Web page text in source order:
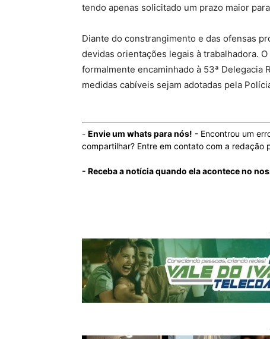
tendo apenas solicitado um prazo maior
Diante do constrangimento e das ofensas
devidas orientações legais à trabalhadora.
formalmente encaminhado à 53ª Delegacia
medidas cabíveis sejam adotadas pela
- Envie um whats para nós! - Encontrou um
compartilhar? Entre em contato com a redação
- Receba a notícia quando ela acontece no